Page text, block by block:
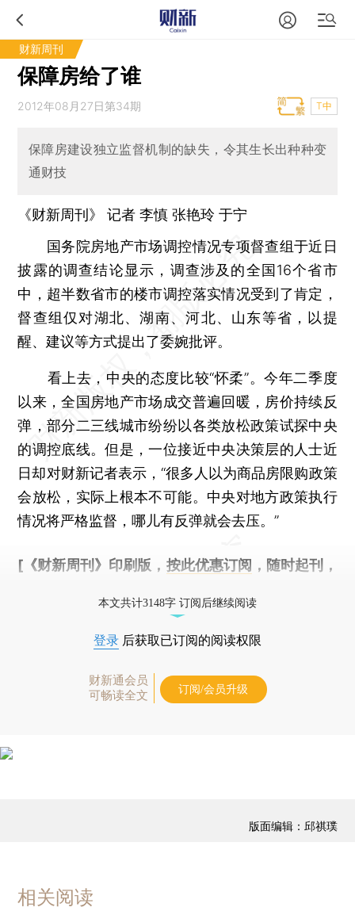
财新周刊
保障房给了谁
2012年08月27日第34期 T中
保障房建设独立监督机制的缺失，令其生长出种种变
通财技
《财新周刊》 记者李慎 张艳玲于宁
国务院房地产市场调控情况专项督查组于近日
披露的调查结论显示，调查涉及的全国16个省市
中，超半数省市的楼市调控落实情况受到了肯定，
督查组仅对湖北、湖南、河北、山东等省，以提
醒、建议等方式提出了委婉批评。
看上去，中央的态度比较“怀柔”。今年二季度
以来，全国房地产市场成交普遍回暖，房价持续反
弹，部分二三线城市纷纷以各类放松政策试探中央
的调控底线。但是，一位接近中央决策层的人士近
日却对财新记者表示，“很多人以为商品房限购政策
会放松，实际上根本不可能。中央对地方政策执行
情况将严格监督，哪儿有反弹就会去压。”
[《财新周刊》印刷版， 按此优惠订阅 ，随时起刊，
本文共计3148字 订阅后继续阅读
登录 后获取已订阅的阅读权限
财新通会员
可畅读全文
订阅/会员升级
版面编辑：邱祺璞
相关阅读